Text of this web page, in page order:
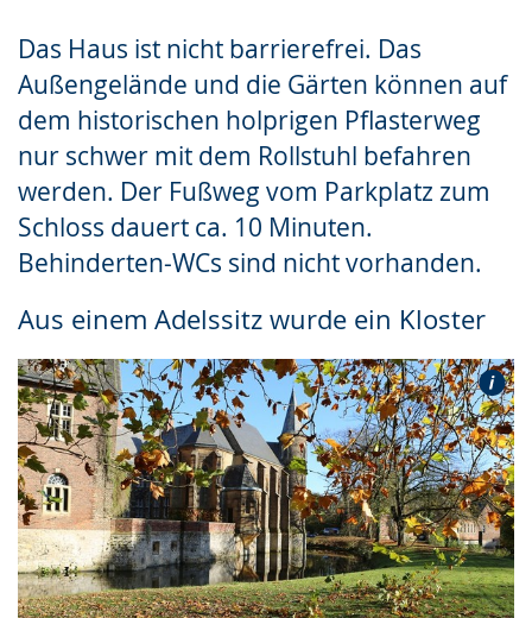
Das Haus ist nicht barrierefrei. Das
Außengelände und die Gärten können auf
dem historischen holprigen Pflasterweg
nur schwer mit dem Rollstuhl befahren
werden. Der Fußweg vom Parkplatz zum
Schloss dauert ca. 10 Minuten.
Behinderten-WCs sind nicht vorhanden.
Aus einem Adelssitz wurde ein Kloster